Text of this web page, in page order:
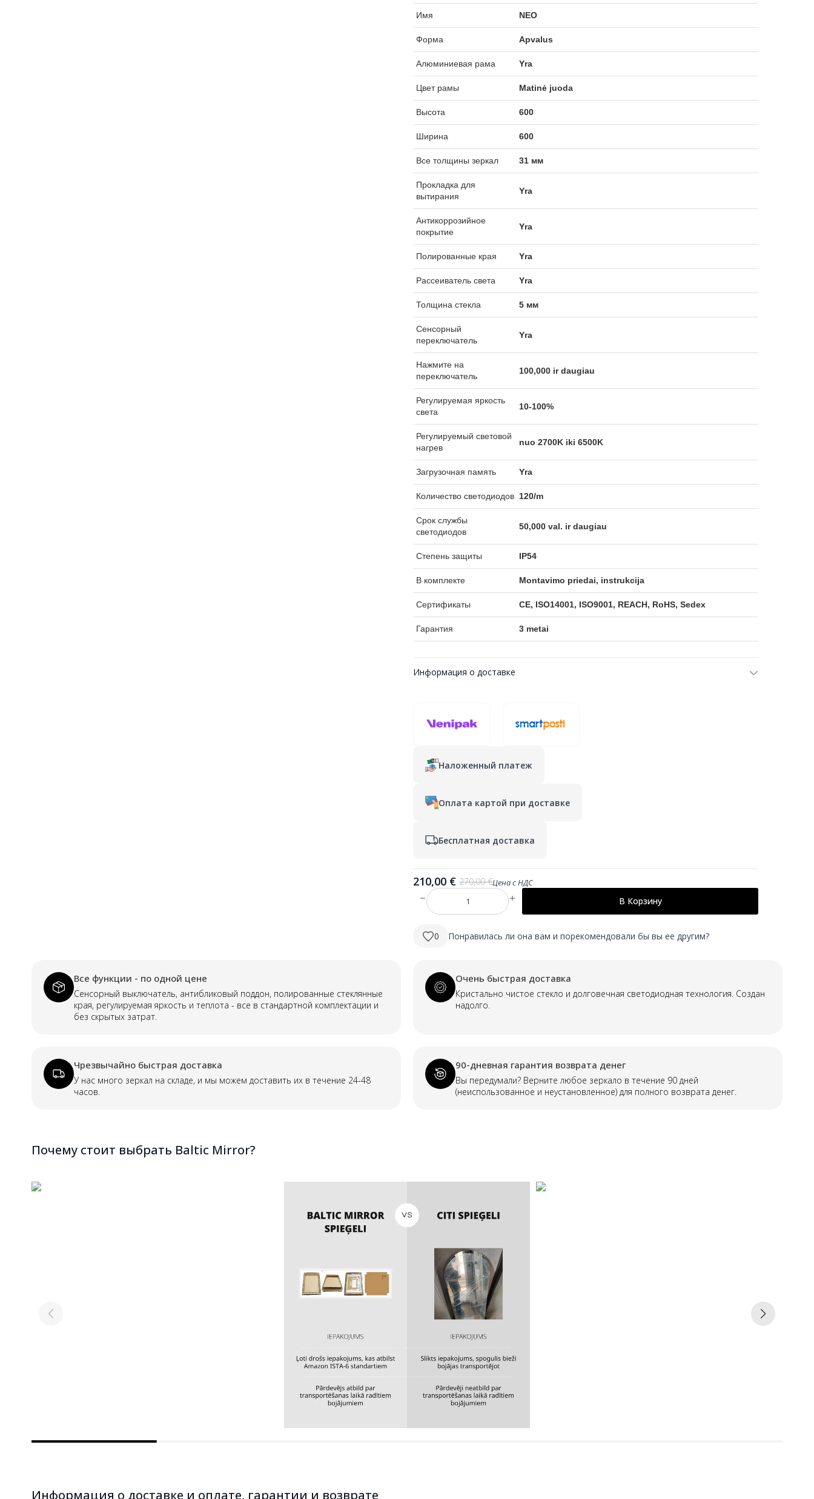
Имя NEO
Форма Apvalus
Алюминиевая рама Yra
Цвет рамы Matinė juoda
Высота 600
Ширина 600
Все толщины зеркал 31 мм
Прокладка для
вытирания
Yra
Антикоррозийное
покрытие
Yra
Полированные края Yra
Рассеиватель света Yra
Толщина стекла 5 мм
Сенсорный
переключатель
Yra
Нажмите на
переключатель
100,000 ir daugiau
Регулируемая яркость
света
10-100%
Регулируемый световой
нагрев
nuo 2700K iki 6500K
Загрузочная память Yra
Количество светодиодов 120/m
Срок службы
светодиодов
50,000 val. ir daugiau
Степень защиты IP54
В комплекте Montavimo priedai, instrukcija
Сертификаты CE, ISO14001, ISO9001, REACH, RoHS, Sedex
Гарантия 3 metai
Информация о доставке
Наложенный платеж
Оплата картой при доставке
Бесплатная доставка
270,00€
Первоначальная
цена
составляла
210,00 €
Текущая
цена:
210,00 €.
Цена с НДС
Количество
товара
mm
priekšējo
apgaismojumu
un
pulverkrāsotu
В Корзину
0 Понравилась ли она вам и порекомендовали бы вы ее другим?
Все функции - по одной цене
Сенсорный выключатель, антибликовый поддон, полированные стеклянные
края, регулируемая яркость и теплота - все в стандартной комплектации и
без скрытых затрат.
Очень быстрая доставка
Кристально чистое стекло и долговечная светодиодная технология. Создан
надолго.
Чрезвычайно быстрая доставка
У нас много зеркал на складе, и мы можем доставить их в течение 24-48
часов.
90-дневная гарантия возврата денег
Вы передумали? Верните любое зеркало в течение 90 дней
(неиспользованное и неустановленное) для полного возврата денег.
Почему стоит выбрать Baltic Mirror?
Информация о доставке и оплате, гарантии и возврате